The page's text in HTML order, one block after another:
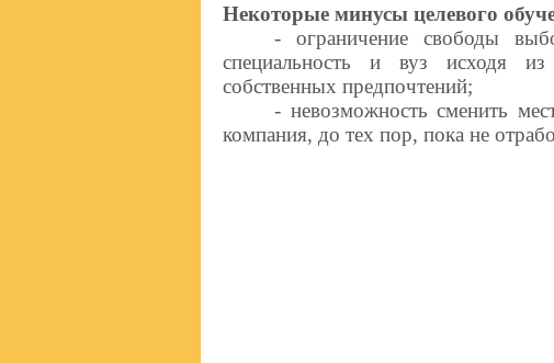
Некоторые минусы целевого
- ограничение свободы
специальность и вуз исходя
собственных предпочтений;
- невозможность сменить
компания, до тех пор, пока не